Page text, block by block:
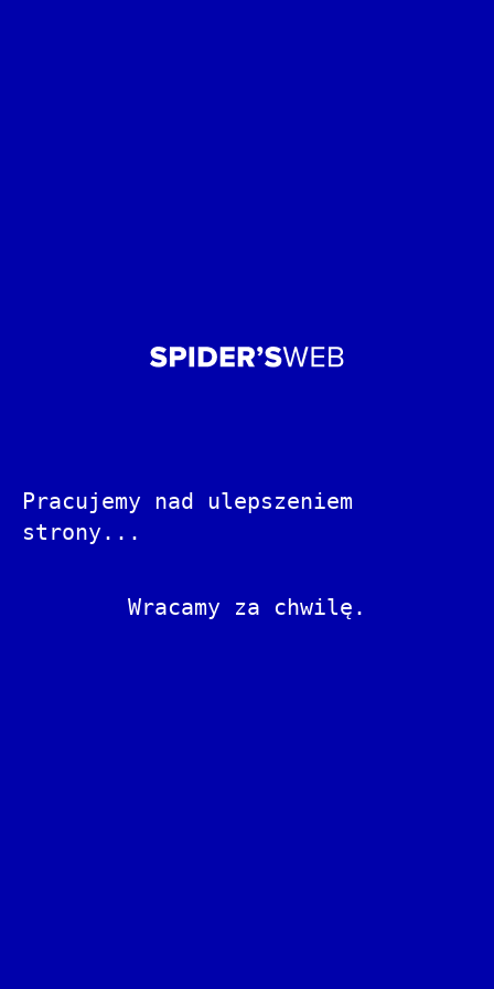
Pracujemy nad ulepszeniem
strony...
Wracamy za chwilę.